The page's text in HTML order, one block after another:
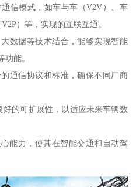
信模式，如车与车（V2V）、车
）等，实现的互联互通。
数据等技术结合，能够实现智能
能。
通信协议和标准，确保不同厂商
的可扩展性，以适应未来车辆数
能力，使其在智能交通和自动驾